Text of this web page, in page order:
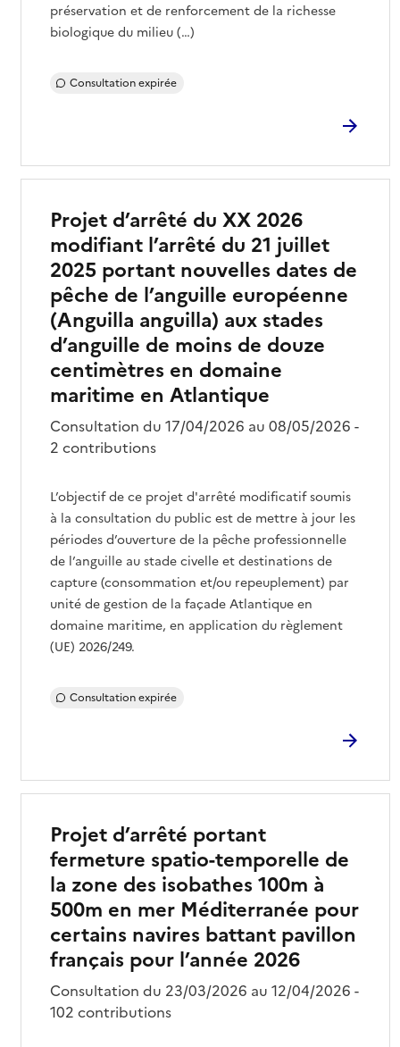
préservation et de renforcement de la richesse
biologique du milieu (…)
Consultation expirée
Projet d’arrêté du XX 2026
modifiant l’arrêté du 21 juillet
2025 portant nouvelles dates de
pêche de l’anguille européenne
(Anguilla anguilla) aux stades
d’anguille de moins de douze
centimètres en domaine
maritime en Atlantique
Consultation du 17/04/2026 au 08/05/2026 -
2 contributions
L’objectif de ce projet d'arrêté modificatif soumis
à la consultation du public est de mettre à jour les
périodes d’ouverture de la pêche professionnelle
de l’anguille au stade civelle et destinations de
capture (consommation et/ou repeuplement) par
unité de gestion de la façade Atlantique en
domaine maritime, en application du règlement
(UE) 2026/249.
Consultation expirée
Projet d’arrêté portant
fermeture spatio-temporelle de
la zone des isobathes 100m à
500m en mer Méditerranée pour
certains navires battant pavillon
français pour l’année 2026
Consultation du 23/03/2026 au 12/04/2026 -
102 contributions